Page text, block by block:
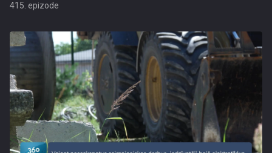
415. epizode